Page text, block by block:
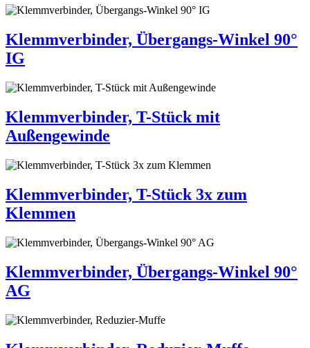
Klemmverbinder, Übergangs-Winkel 90°
IG
Klemmverbinder, T-Stück mit
Außengewinde
Klemmverbinder, T-Stück 3x zum
Klemmen
Klemmverbinder, Übergangs-Winkel 90°
AG